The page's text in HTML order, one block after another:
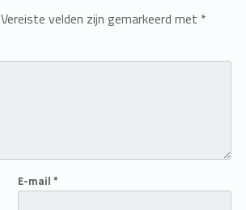
Vereiste velden zijn gemarkeerd met *
E-mail*